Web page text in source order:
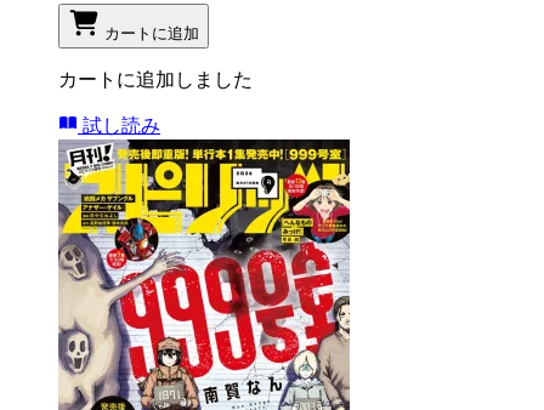
カートに追加
カートに追加しました
試し読み